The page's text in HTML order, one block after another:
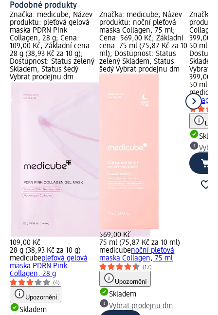
Podobné produkty
Značka: medicube; Název
produktu: pleťová gelová
maska PDRN Pink
Collagen, 28 g; Cena:
109,00 Kč; Základní cena:
28 g (38,93 Kč za 10 g);
Dostupnost: Status zelený
Skladem, Status šedý
Vybrat prodejnu dm
109,00 Kč
28 g (38,93 Kč za 10 g)
medicubepleťová gelová
maska PDRN Pink
Collagen, 28 g
(4)
Upozornění
Skladem
Značka: medicube; Název
produktu: noční pleťová
maska Collagen, 75 ml;
Cena: 569,00 Kč; Základní
cena: 75 ml (75,87 Kč za 10
ml); Dostupnost: Status
zelený Skladem, Status
šedý Vybrat prodejnu dm
569,00 Kč
75 ml (75,87 Kč za 10 ml)
medicubenoční pleťová
maska Collagen, 75 ml
(17)
Upozornění
Skladem
Vybrat prodejnu dm
Značka:
399,00
50 ml
Vybrat
399,00
50 ml